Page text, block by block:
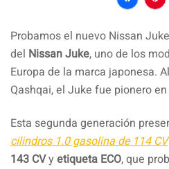
Probamos el nuevo Nissan
del Nissan Juke, uno de los
Europa de la marca japonesa.
Qashqai, el Juke fue pionero
Esta segunda generación
cilindros 1.0 gasolina de 114 CV
143 CVy etiqueta ECO, que